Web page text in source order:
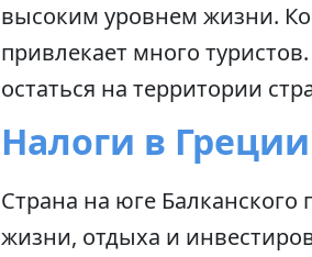
высоким уровнем жизни.
привлекает много
остаться на территории
Налоги в
Страна на юге
жизни, отдыха и